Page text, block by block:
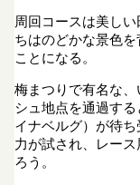
周回コースは美し
ちはのどかな景色
ことになる。
梅まつりで有名な
シュ地点を通過す
イナベルグ）が待
力が試され、レー
ろう。